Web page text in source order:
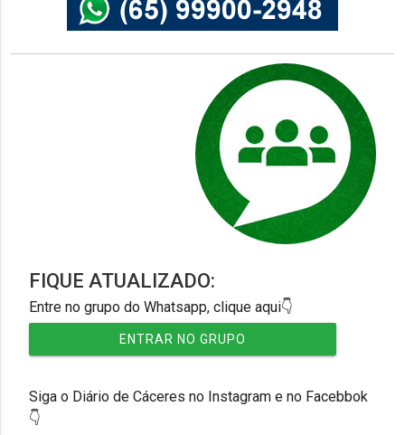
FIQUE ATUALIZADO:
Entre no grupo do Whatsapp, clique aqui👇
ENTRAR NO GRUPO
Siga o Diário de Cáceres no Instagram e no Facebbok
👇